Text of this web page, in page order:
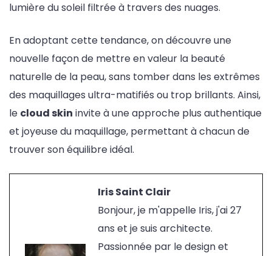
lumière du soleil filtrée à travers des nuages.
En adoptant cette tendance, on découvre une
nouvelle façon de mettre en valeur la beauté
naturelle de la peau, sans tomber dans les extrêmes
des maquillages ultra-matifiés ou trop brillants. Ainsi,
le cloud skin invite à une approche plus authentique
et joyeuse du maquillage, permettant à chacun de
trouver son équilibre idéal.
Iris Saint Clair
Bonjour, je m'appelle Iris, j'ai 27
ans et je suis architecte.
Passionnée par le design et